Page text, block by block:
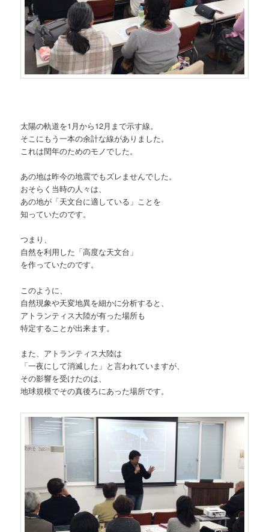
太陽の軌道を1月から12月まで示す線。
そこにもう一本の余計な線がありました。
これは閏年のためのモノでした。
あの地は昨今の地震でもズレませんでした。
おそらく当時の人々は、
あの地が「天文台に適している」ことを
知っていたのです。
つまり、
自然を利用した「高度な天文台」
を作っていたのです。
このように、
自然現象や天変地異を細かに分析すると、
アトランティス大陸が有った場所も
特定することが出来ます。
また、アトランティス大陸は
「一夜にして消滅した」と言われていますが、
その影響を受けたのは、
地球規模でその真後ろにあった場所です。